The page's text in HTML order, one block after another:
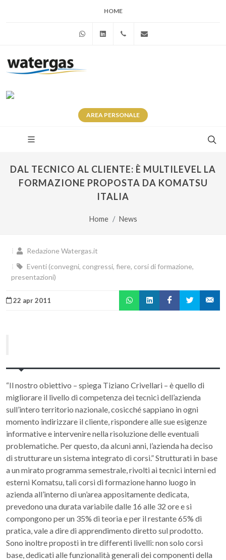
HOME
WhatsAppLinkedin+39 345 281 0246
AREA PERSONALE
DAL TECNICO AL CLIENTE: È MULTILEVEL LA
FORMAZIONE PROPOSTA DA KOMATSU
ITALIA
Home News
Redazione Watergas.it
Eventi (convegni, congressi, fiere, corsi di formazione,
presentazioni)
22 apr 2011
“Il nostro obiettivo – spiega Tiziano Crivellari – è quello di
migliorare il livello di competenza dei tecnici dell’azienda
sull’intero territorio nazionale, cosicché sappiano in ogni
momento indirizzare il cliente, rispondere alle sue esigenze
informative e intervenire nella risoluzione delle eventuali
problematiche. Per questo, da alcuni anni, l’azienda ha deciso
di strutturare un sistema integrato di corsi.” Strutturati in base
a un mirato programma semestrale, rivolti ai tecnici interni ed
esterni Komatsu, tali corsi di formazione hanno luogo in
azienda all’interno di un’area appositamente dedicata,
prevedono una durata variabile dalle 16 alle 32 ore e si
compongono per un 35% di teoria e per il restante 65% di
pratica, vale a dire di apprendimento diretto sul prodotto.
Sono inoltre proposti in tre differenti livelli: non solo corsi
base, dedicati alle funzionalità generali dei componenti della